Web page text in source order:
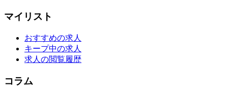
マイリスト
おすすめの求人
キープ中の求人
求人の閲覧履歴
コラム